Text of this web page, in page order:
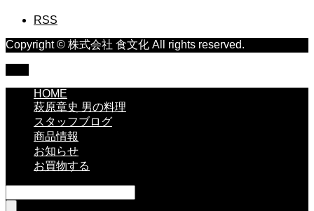
RSS
Copyright © 株式会社 食文化 All rights reserved.
HOME
萩原章史 男の料理
スタッフブログ
商品情報
お知らせ
お買物する